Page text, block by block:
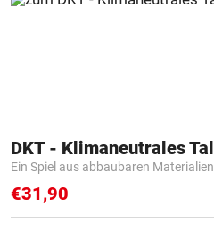
Ein Spiel aus abbaubaren Materialien
€31,90